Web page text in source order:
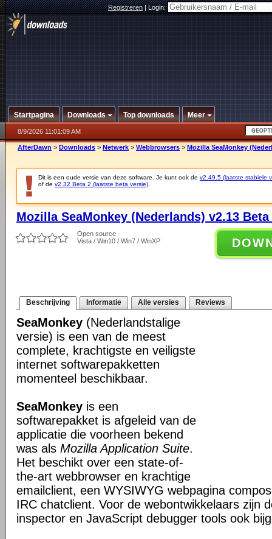
Registreren|Login:
Startpagina Downloads Top downloads Meer
8/9/2026 11:01:09 AM
AfterDawn > Downloads > Netwerk > Webbrowsers > Mozilla SeaMonkey
Dit is een oude versie van deze software. Je kunt ook de v2.49.5 (laatste stabiele
of de v2.32 Beta 2 (laatste beta versie)
Mozilla SeaMonkey (Nederlands) v2.13 Beta
Open source
Vista / Win10 / Win7 / WinXP
Beschrijving Informatie Alle versies Reviews
SeaMonkey (Nederlandstalige
versie) is een van de meest
complete, krachtigste en veiligste
internet softwarepakketten
momenteel beschikbaar.
SeaMonkey is een
softwarepakket is afgeleid van de
applicatie die voorheen bekend
was als Mozilla Application Suite.
Het beschikt over een state-of-
the-art webbrowser en krachtige
emailclient, een WYSIWYG webpagina
IRC chatclient. Voor de webontwikkelaars zijn
inspector en JavaScript debugger tools ook